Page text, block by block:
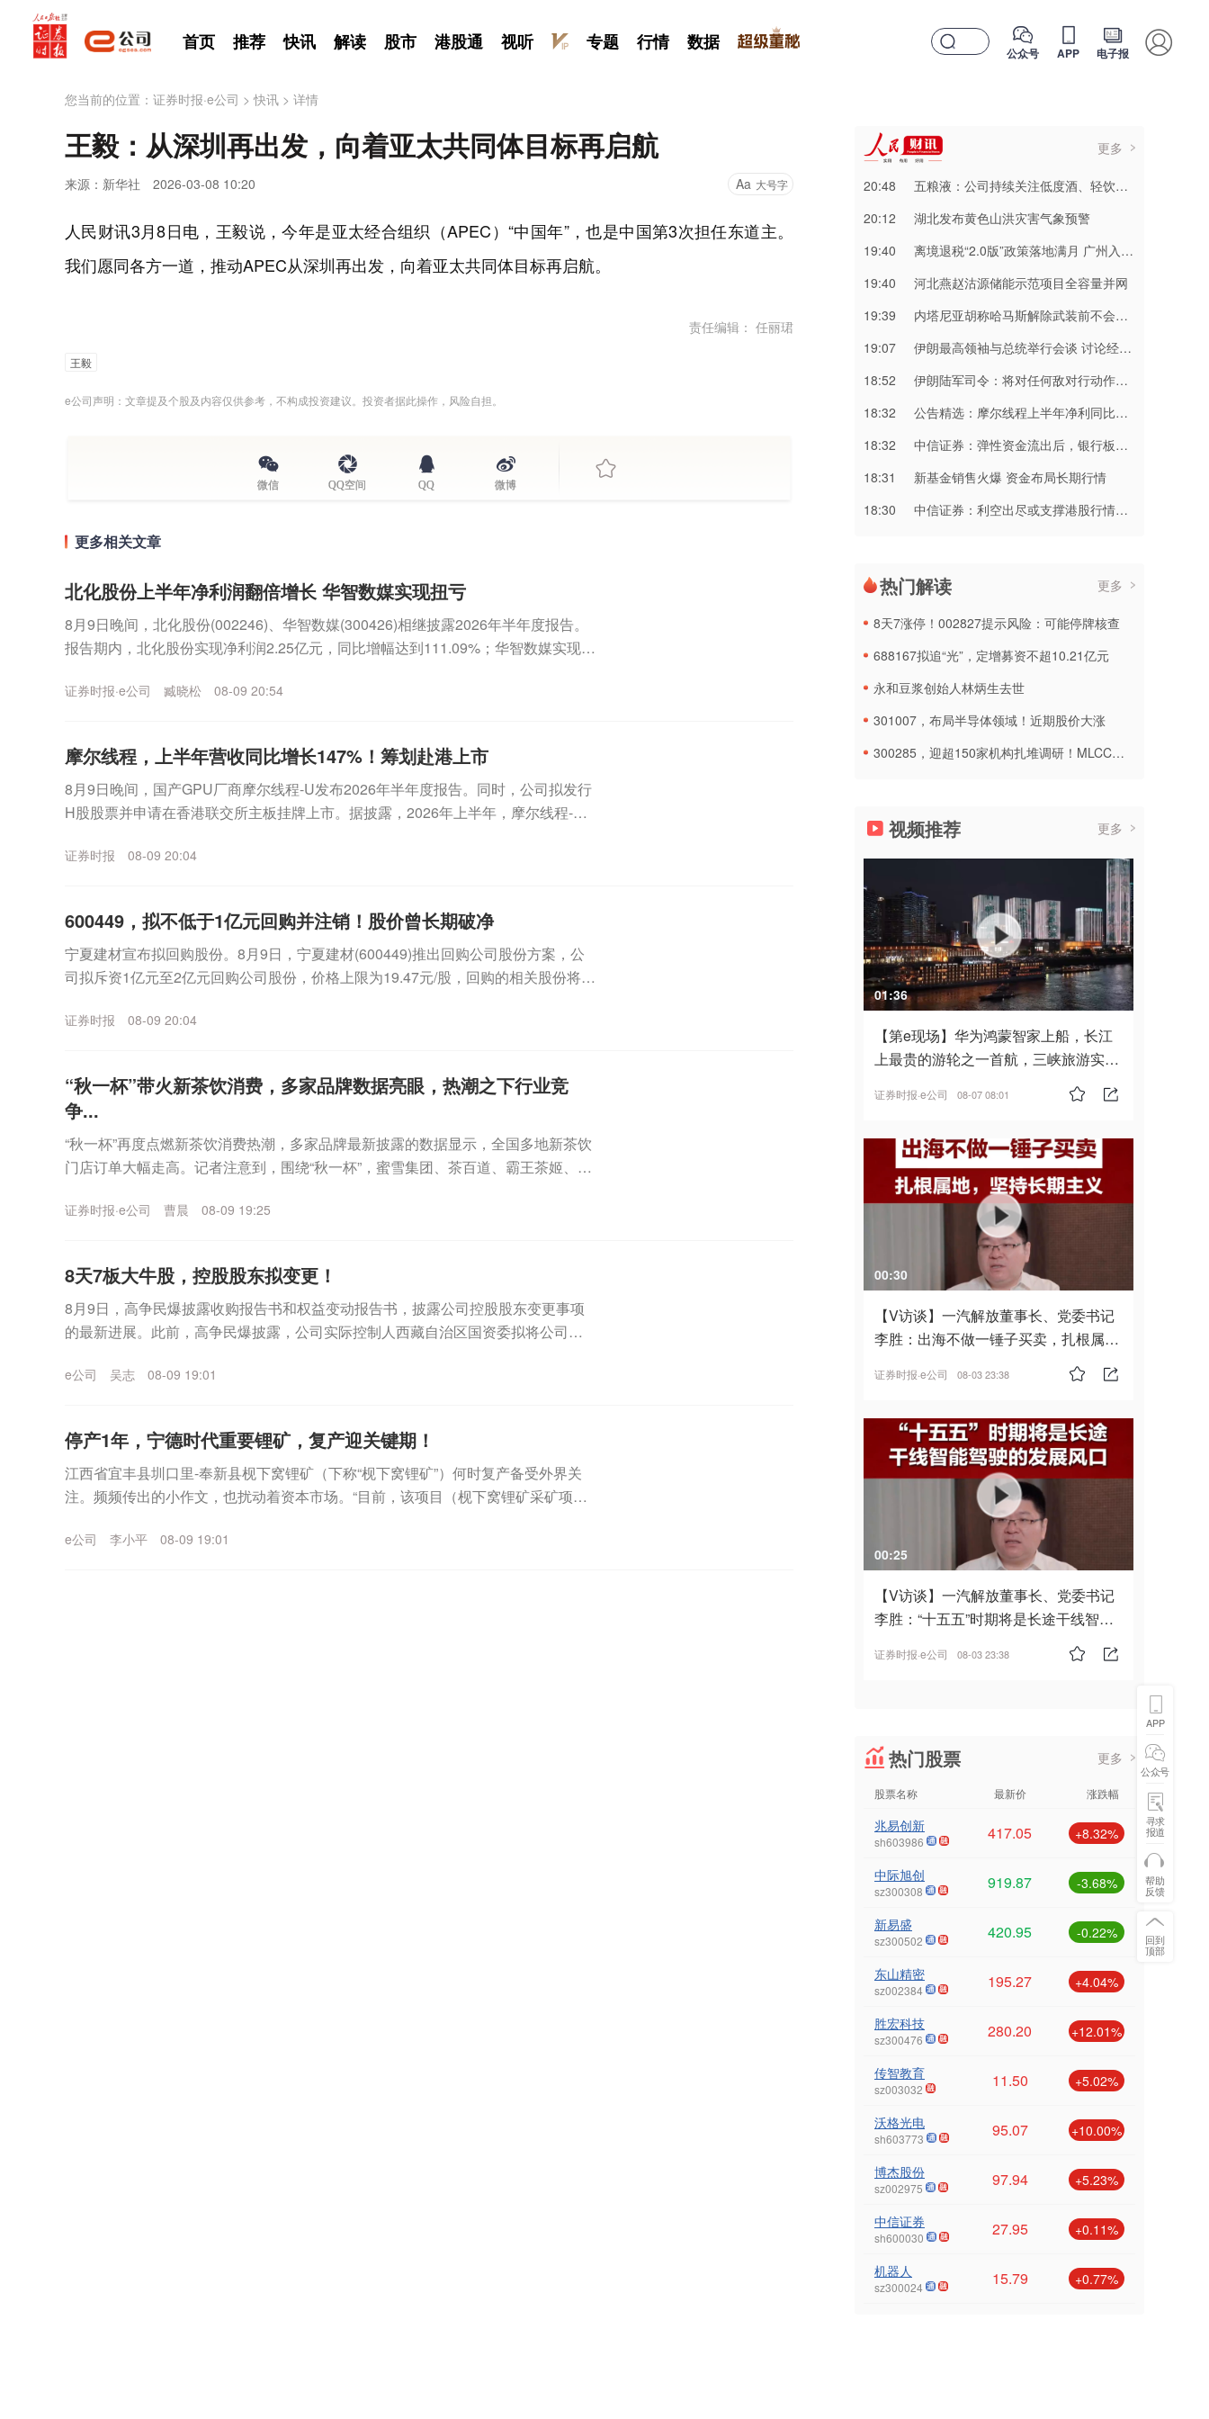
首页 推荐 快讯 解读 股市 港股通 视听 专题 行情 数据 公众号 APP 电子报
您当前的位置： 证券时报·e公司 >快讯 > 详情
王毅：从深圳再出发，向着亚太共同体目标再启航
来源：新华社 2026-03-08 10:20 Aa 大号字
人民财讯3月8日电，王毅说，今年是亚太经合组织（APEC）“中国年”，也是中国第3次担任东道主。
我们愿同各方一道，推动APEC从深圳再出发，向着亚太共同体目标再启航。
责任编辑： 任丽珺
王毅
e公司声明：文章提及个股及内容仅供参考，不构成投资建议。投资者据此操作，风险自担。
微信 QQ空间 QQ 微博
更多相关文章
北化股份上半年净利润翻倍增长 华智数媒实现扭亏
8月9日晚间，北化股份(002246)、华智数媒(300426)相继披露2026年半年度报告。
报告期内，北化股份实现净利润2.25亿元，同比增幅达到111.09%；华智数媒实现净
证券时报·e公司 臧晓松 08-09 20:54
摩尔线程，上半年营收同比增长147%！筹划赴港上市
8月9日晚间，国产GPU厂商摩尔线程-U发布2026年半年度报告。同时，公司拟发行
H股股票并申请在香港联交所主板挂牌上市。据披露，2026年上半年，摩尔线程-U(6
证券时报 08-09 20:04
600449，拟不低于1亿元回购并注销！股价曾长期破净
宁夏建材宣布拟回购股份。8月9日，宁夏建材(600449)推出回购公司股份方案，公
司拟斥资1亿元至2亿元回购公司股份，价格上限为19.47元/股，回购的相关股份将予
证券时报 08-09 20:04
“秋一杯”带火新茶饮消费，多家品牌数据亮眼，热潮之下行业竞
争...
“秋一杯”再度点燃新茶饮消费热潮，多家品牌最新披露的数据显示，全国多地新茶饮
门店订单大幅走高。记者注意到，围绕“秋一杯”，蜜雪集团、茶百道、霸王茶姬、奈
证券时报·e公司 曹晨 08-09 19:25
8天7板大牛股，控股股东拟变更！
8月9日，高争民爆披露收购报告书和权益变动报告书，披露公司控股股东变更事项
的最新进展。此前，高争民爆披露，公司实际控制人西藏自治区国资委拟将公司控
e公司 吴志 08-09 19:01
停产1年，宁德时代重要锂矿，复产迎关键期！
江西省宜丰县圳口里-奉新县枧下窝锂矿（下称“枧下窝锂矿”）何时复产备受外界关
注。频频传出的小作文，也扰动着资本市场。“目前，该项目（枧下窝锂矿采矿项
e公司 李小平 08-09 19:01
更多
20:48
五粮液：公司持续关注低度酒、轻饮酒类的市场消费趋势
20:12
湖北发布黄色山洪灾害气象预警
19:40
离境退税“2.0版”政策落地满月 广州入境消费持续升温
19:40
河北燕赵沽源储能示范项目全容量并网
19:39
内塔尼亚胡称哈马斯解除武装前不会从加沙撤军
19:07
伊朗最高领袖与总统举行会谈 讨论经济和军事等问题
18:52
伊朗陆军司令：将对任何敌对行动作出坚决回应
18:32
公告精选：摩尔线程上半年净利同比减亏；频准激光网上发行最终中签率0.0201%
18:32
中信证券：弹性资金流出后，银行板块短期开始走稳
18:31
新基金销售火爆 资金布局长期行情
18:30
中信证券：利空出尽或支撑港股行情延续
热门解读 更多
8天7涨停！002827提示风险：可能停牌核查
688167拟追“光”，定增募资不超10.21亿元
永和豆浆创始人林炳生去世
301007，布局半导体领域！近期股价大涨
300285，迎超150家机构扎堆调研！MLCC概念热度再燃
视频推荐 更多
01:36
【第e现场】华为鸿蒙智家上船，长江
上最贵的游轮之一首航，三峡旅游实
证券时报·e公司 08-07 08:01
00:30
【V访谈】一汽解放董事长、党委书记
李胜：出海不做一锤子买卖，扎根属
证券时报·e公司 08-03 23:38
00:25
【V访谈】一汽解放董事长、党委书记
李胜：“十五五”时期将是长途干线智能
证券时报·e公司 08-03 23:38
热门股票 更多
股票名称 最新价 涨跌幅
兆易创新
sh603986 417.05 +8.32%
中际旭创
sz300308 919.87 -3.68%
新易盛
sz300502 420.95 -0.22%
东山精密
sz002384 195.27 +4.04%
胜宏科技
sz300476 280.20 +12.01%
传智教育
sz003032 11.50 +5.02%
沃格光电
sh603773 95.07 +10.00%
博杰股份
sz002975 97.94 +5.23%
中信证券
sh600030 27.95 +0.11%
机器人
sz300024 15.79 +0.77%
APP
公众号
寻求
报道
帮助
反馈
回到
顶部